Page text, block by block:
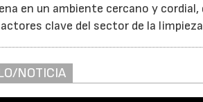
en un ambiente cercano y
clave del sector de la
NOTICIA